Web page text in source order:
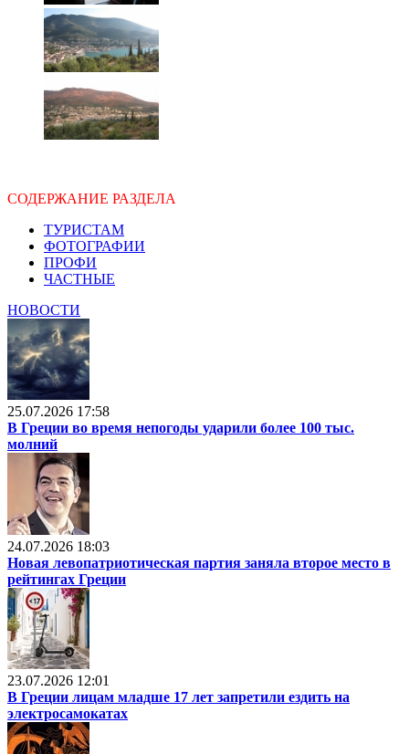
СОДЕРЖАНИЕ РАЗДЕЛА
ТУРИСТАМ
ФОТОГРАФИИ
ПРОФИ
ЧАСТНЫЕ
НОВОСТИ
25.07.2026 17:58
В Греции во время непогоды ударили более 100 тыс.
молний
24.07.2026 18:03
Новая левопатриотическая партия заняла второе место в
рейтингах Греции
23.07.2026 12:01
В Греции лицам младше 17 лет запретили ездить на
электросамокатах